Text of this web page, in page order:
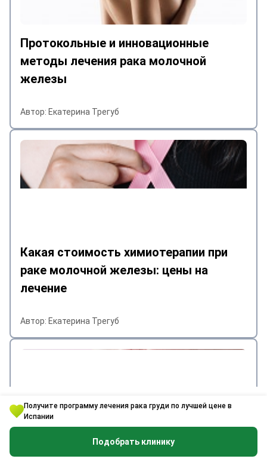
Получите программу лечения рака груди по лучшей цене в
Испании
Подобрать клинику
Протокольные и инновационные
методы лечения рака молочной
железы
Автор: Екатерина Трегуб
Какая стоимость химиотерапии при
раке молочной железы: цены на
лечение
Автор: Екатерина Трегуб
Что вызывает рак груди: мифы и